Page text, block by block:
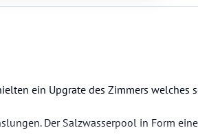
ein Upgrate des Zimmers welches
Der Salzwasserpool in Form